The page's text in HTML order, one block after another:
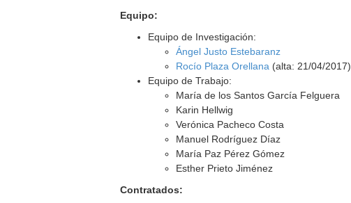
Equipo:
Equipo de Investigación:
Ángel Justo Estebaranz
Rocío Plaza Orellana (alta: 21/04/2017)
Equipo de Trabajo:
María de los Santos García Felguera
Karin Hellwig
Verónica Pacheco Costa
Manuel Rodríguez Díaz
María Paz Pérez Gómez
Esther Prieto Jiménez
Contratados: